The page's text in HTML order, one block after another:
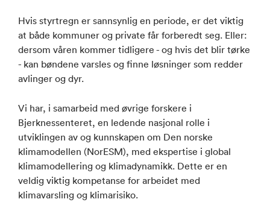
Hvis styrtregn er sannsynlig en periode, er det viktig
at både kommuner og private får forberedt seg. Eller:
dersom våren kommer tidligere - og hvis det blir tørke
- kan bøndene varsles og finne løsninger som redder
avlinger og dyr.
Vi har, i samarbeid med øvrige forskere i
Bjerknessenteret, en ledende nasjonal rolle i
utviklingen av og kunnskapen om Den norske
klimamodellen (NorESM), med ekspertise i global
klimamodellering og klimadynamikk. Dette er en
veldig viktig kompetanse for arbeidet med
klimavarsling og klimarisiko.